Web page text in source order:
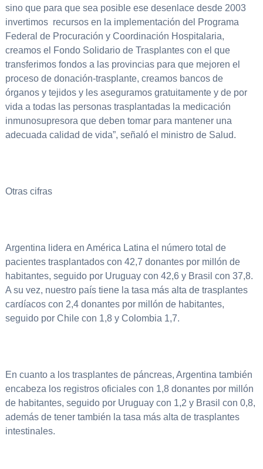
sino que para que sea posible ese desenlace desde 2003
invertimos recursos en la implementación del Programa
Federal de Procuración y Coordinación Hospitalaria,
creamos el Fondo Solidario de Trasplantes con el que
transferimos fondos a las provincias para que mejoren el
proceso de donación-trasplante, creamos bancos de
órganos y tejidos y les aseguramos gratuitamente y de por
vida a todas las personas trasplantadas la medicación
inmunosupresora que deben tomar para mantener una
adecuada calidad de vida”, señaló el ministro de Salud.
Otras cifras
Argentina lidera en América Latina el número total de
pacientes trasplantados con 42,7 donantes por millón de
habitantes, seguido por Uruguay con 42,6 y Brasil con 37,8.
A su vez, nuestro país tiene la tasa más alta de trasplantes
cardíacos con 2,4 donantes por millón de habitantes,
seguido por Chile con 1,8 y Colombia 1,7.
En cuanto a los trasplantes de páncreas, Argentina también
encabeza los registros oficiales con 1,8 donantes por millón
de habitantes, seguido por Uruguay con 1,2 y Brasil con 0,8,
además de tener también la tasa más alta de trasplantes
intestinales.